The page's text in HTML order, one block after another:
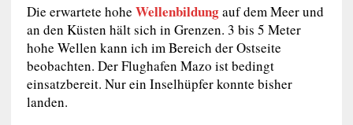
Die erwartete hohe Wellenbildungauf dem Meer und
an den Küsten hält sich in Grenzen. 3 bis 5 Meter
hohe Wellen kann ich im Bereich der Ostseite
beobachten. Der Flughafen Mazo ist bedingt
einsatzbereit. Nur ein Inselhüpfer konnte bisher
landen.